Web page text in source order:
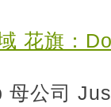
花旗：
母公司